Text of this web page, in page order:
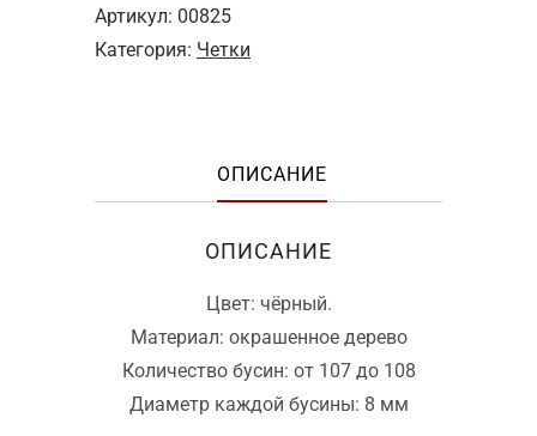
Артикул: 00825
Категория: Четки
ОПИСАНИЕ
ОПИСАНИЕ
Цвет: чёрный.
Материал: окрашенное дерево
Количество бусин: от 107 до 108
Диаметр каждой бусины: 8 мм